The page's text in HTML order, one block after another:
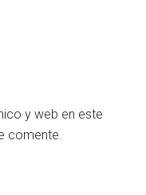
y web en este
comente.